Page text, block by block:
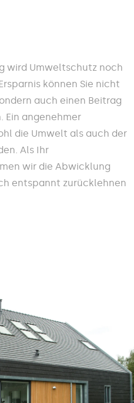
wird Umweltschutz noch
können Sie nicht
auch einen Beitrag
Ein angenehmer
die Umwelt als auch der
Als Ihr
wir die Abwicklung
entspannt zurücklehnen